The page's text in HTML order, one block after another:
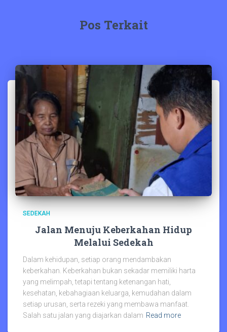
Pos Terkait
SEDEKAH
Jalan Menuju Keberkahan Hidup
Melalui Sedekah
Dalam kehidupan, setiap orang mendambakan
keberkahan. Keberkahan bukan sekadar memiliki harta
yang melimpah, tetapi tentang ketenangan hati,
kesehatan, kebahagiaan keluarga, kemudahan dalam
setiap urusan, serta rezeki yang membawa manfaat.
Salah satu jalan yang diajarkan dalam Read more